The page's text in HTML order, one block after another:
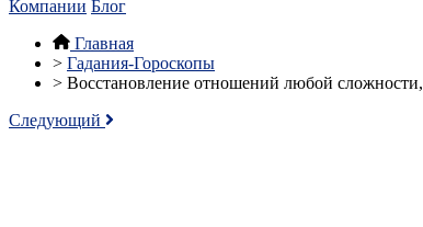
Компании Блог
Главная
> Гадания-Гороскопы
> Восстановление отношений любой сложности,
Следующий